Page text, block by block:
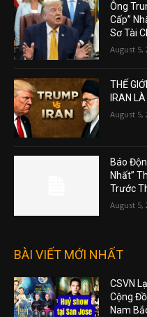
Ông
Cấp”
Sơ Tài
August 5,
THẾ
IRAN
August 5,
Báo
Nhất”
Trước
August 5,
BÀI VIẾT MỚI NHẤT
CSVN
Cộng
Nam